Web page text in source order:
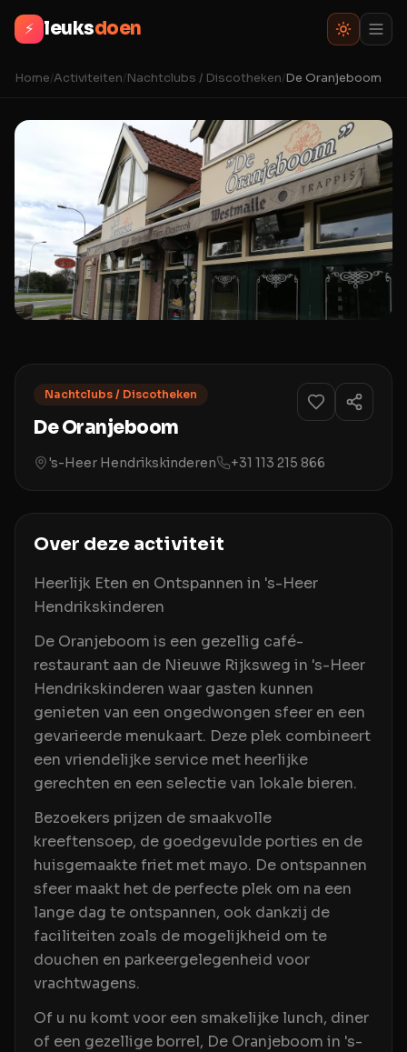
⚡ leuksdoen
Home/Activiteiten/Nachtclubs / Discotheken/De Oranjeboom
Nachtclubs / Discotheken
De Oranjeboom
's-Heer Hendrikskinderen +31 113 215 866
Over deze activiteit
Heerlijk Eten en Ontspannen in 's-Heer
Hendrikskinderen
De Oranjeboom is een gezellig café-
restaurant aan de Nieuwe Rijksweg in 's-Heer
Hendrikskinderen waar gasten kunnen
genieten van een ongedwongen sfeer en een
gevarieerde menukaart. Deze plek combineert
een vriendelijke service met heerlijke
gerechten en een selectie van lokale bieren.
Bezoekers prijzen de smaakvolle
kreeftensoep, de goedgevulde porties en de
huisgemaakte friet met mayo. De ontspannen
sfeer maakt het de perfecte plek om na een
lange dag te ontspannen, ook dankzij de
faciliteiten zoals de mogelijkheid om te
douchen en parkeergelegenheid voor
vrachtwagens.
Of u nu komt voor een smakelijke lunch, diner
of een gezellige borrel, De Oranjeboom in 's-